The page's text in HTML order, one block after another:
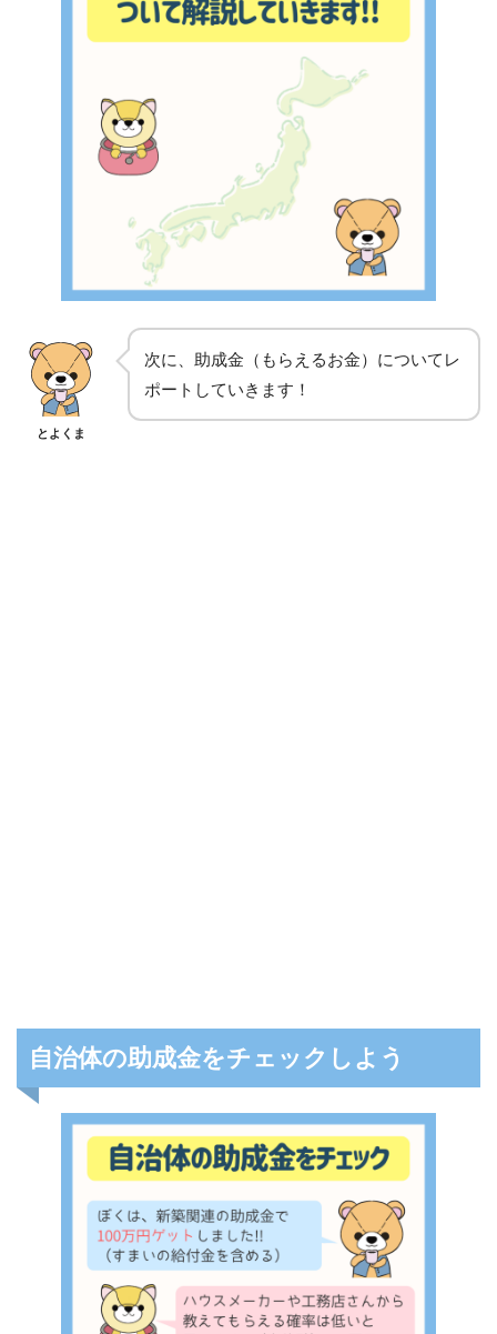
とよくま
次に、助成金（もらえるお金）についてレ
ポートしていきます！
自治体の助成金をチェックしよう